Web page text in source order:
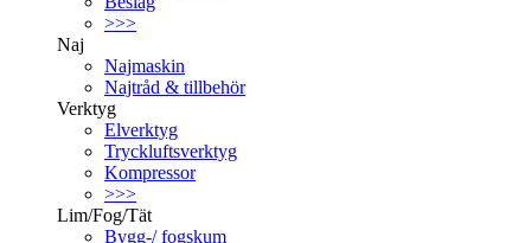
>>>
Naj
Najmaskin
Najtråd & tillbehör
Verktyg
Elverktyg
Tryckluftsverktyg
Kompressor
>>>
Lim/Fog/Tät
Bygg-/ fogskum